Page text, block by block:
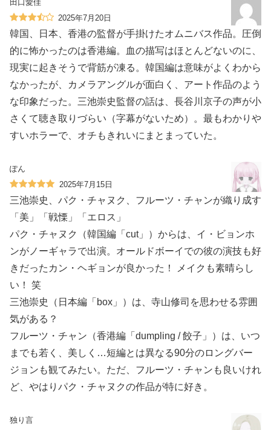
田口愛佳
2025年7月20日
韓国、日本、香港の監督が手掛けたオムニバス作品。圧倒
的に怖かったのは香港編。血の描写はほとんどないのに、
現実に起きそうで背筋が凍る。韓国編は意味がよくわから
なかったが、カメラアングルが面白く、アート作品のよう
な印象だった。三池崇史監督の話は、長谷川京子の声が小
さくて聴き取りづらい（字幕がないため）。最もわかりや
すいホラーで、オチもきれいにまとまっていた。
ぽん
2025年7月15日
三池崇史、パク・チャヌク、フルーツ・チャンが織り成す
「美」「戦慄」「エロス」
パク・チャヌク（韓国編「cut」）からは、イ・ビョンホ
ンがノーギャラで出演。オールドボーイでの彼の演技も好
きだったカン・ヘギョンが良かった！ メイクも素晴らし
い！ 笑
三池崇史（日本編「box」）は、寺山修司を思わせる雰囲
気がある？
フルーツ・チャン（香港編「dumpling / 餃子」）は、いつ
までも若く、美しく…短編とは異なる90分のロングバー
ジョンも観てみたい。ただ、フルーツ・チャンも良いけれ
ど、やはりパク・チャヌクの作品が特に好き。
独り言